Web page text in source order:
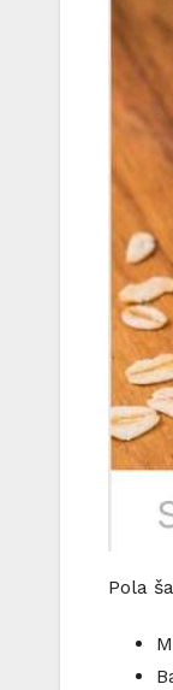
Pola